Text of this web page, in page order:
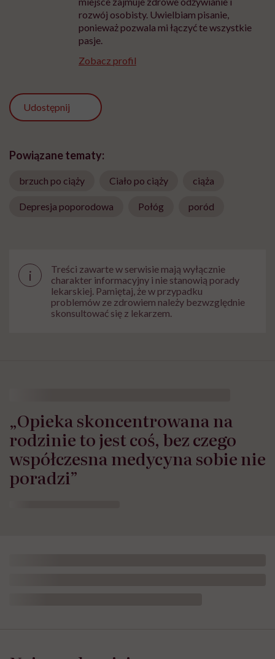
rozwój osobisty. Uwielbiam pisanie,
ponieważ pozwala mi łączyć te wszystkie
pasje.
Zobacz profil
Udostępnij
Powiązane tematy:
brzuch po ciąży Ciało po ciąży ciąża
Depresja poporodowa Połóg poród
i
Treści zawarte w serwisie mają wyłącznie
charakter informacyjny i nie stanowią porady
lekarskiej. Pamiętaj, że w przypadku
problemów ze zdrowiem należy bezwzględnie
skonsultować się z lekarzem.
„Opieka skoncentrowana na
rodzinie to jest coś, bez czego
współczesna medycyna sobie nie
poradzi”